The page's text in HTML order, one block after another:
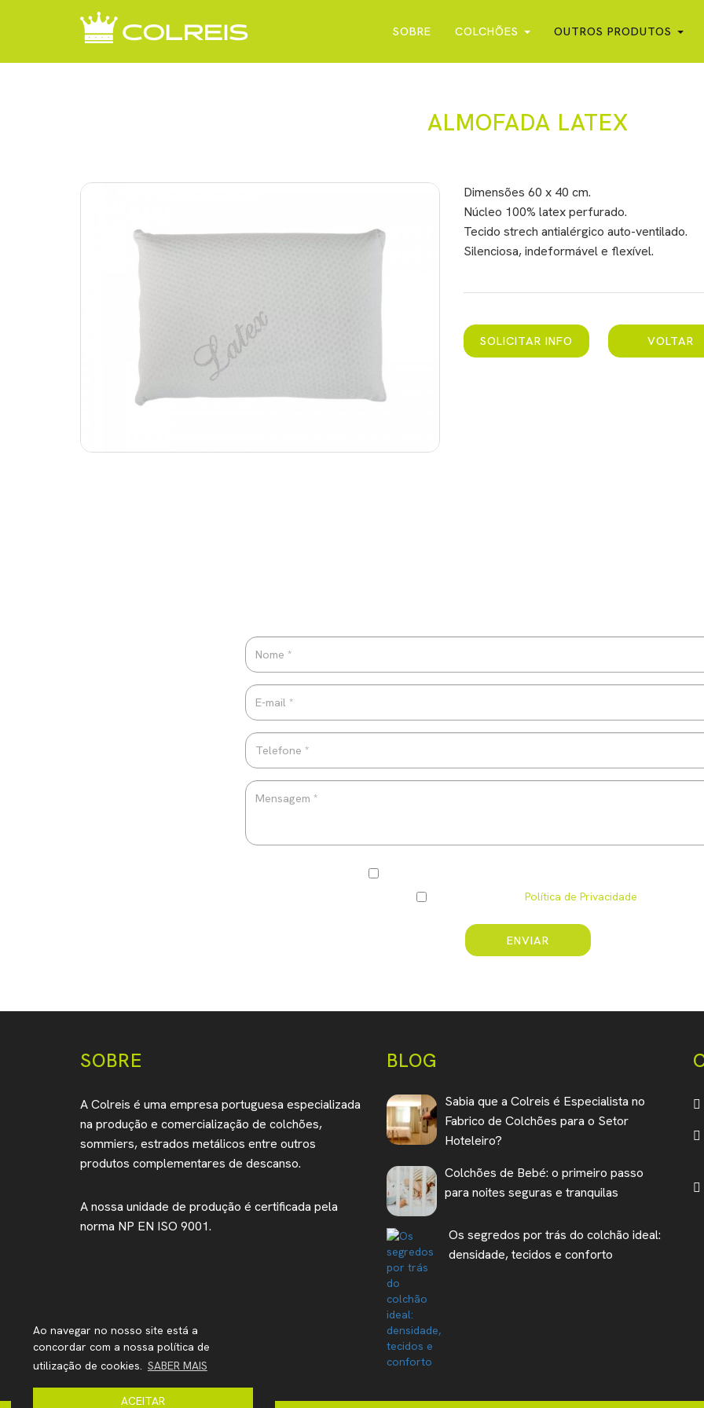
Ao navegar no nosso site está a
concordar com a nossa política de
utilização de cookies. SABER MAIS
ACEITAR
SOBRE COLCHÕES OUTROS PRODUTOS
ALMOFADA LATEX
Dimensões 60 x 40 cm.
Núcleo 100% latex perfurado.
Tecido strech antialérgico auto-ventilado.
Silenciosa, indeformável e flexível.
SOLICITAR INFO VOLTAR
Política de Privacidade
ENVIAR
SOBRE
A Colreis é uma empresa portuguesa especializada
na produção e comercialização de colchões,
sommiers, estrados metálicos entre outros
produtos complementares de descanso.
A nossa unidade de produção é certificada pela
norma NP EN ISO 9001.
BLOG
Sabia que a Colreis é Especialista no
Fabrico de Colchões para o Setor
Hoteleiro?
Colchões de Bebé: o primeiro passo
para noites seguras e tranquilas
Os segredos por trás do colchão ideal:
densidade, tecidos e conforto